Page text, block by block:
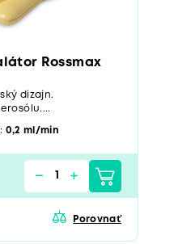
Rossmax
dizajn.
0,2 ml/min
Porovnať